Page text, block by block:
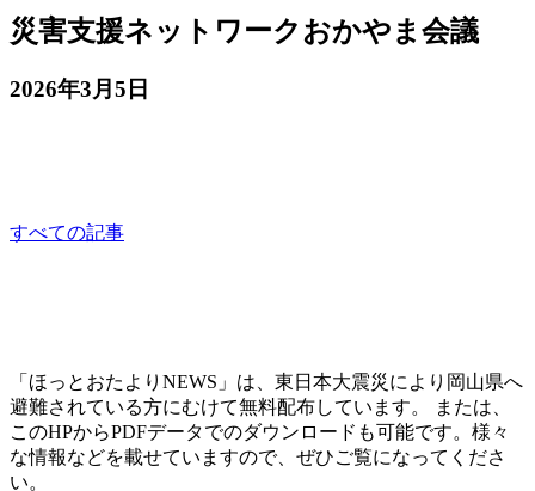
災害支援ネットワークおかやま会議
2026年3月5日
すべての記事
「ほっとおたよりNEWS」は、東日本大震災により岡山県へ
避難されている方にむけて無料配布しています。 または、
このHPからPDFデータでのダウンロードも可能です。様々
な情報などを載せていますので、ぜひご覧になってくださ
い。